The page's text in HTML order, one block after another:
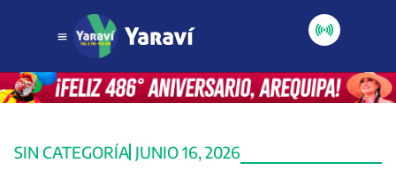
SIN CATEGORÍA JUNIO 16, 2026